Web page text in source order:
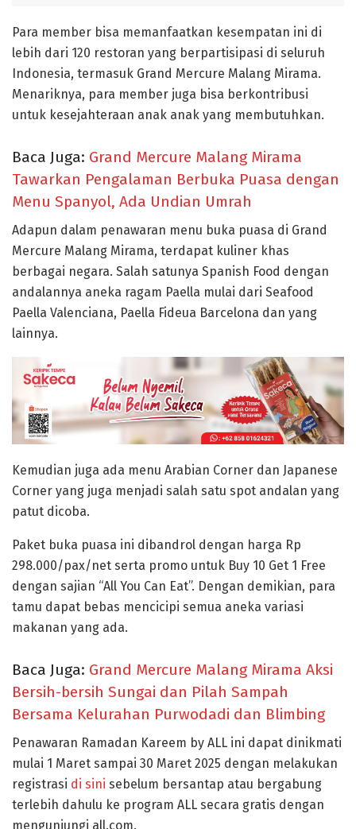
Para member bisa memanfaatkan kesempatan ini di
lebih dari 120 restoran yang berpartisipasi di seluruh
Indonesia, termasuk Grand Mercure Malang Mirama.
Menariknya, para member juga bisa berkontribusi
untuk kesejahteraan anak anak yang membutuhkan.
Baca Juga: Grand Mercure Malang Mirama
Tawarkan Pengalaman Berbuka Puasa dengan
Menu Spanyol, Ada Undian Umrah
Adapun dalam penawaran menu buka puasa di Grand
Mercure Malang Mirama, terdapat kuliner khas
berbagai negara. Salah satunya Spanish Food dengan
andalannya aneka ragam Paella mulai dari Seafood
Paella Valenciana, Paella Fideua Barcelona dan yang
lainnya.
Kemudian juga ada menu Arabian Corner dan Japanese
Corner yang juga menjadi salah satu spot andalan yang
patut dicoba.
Paket buka puasa ini dibandrol dengan harga Rp
298.000/pax/net serta promo untuk Buy 10 Get 1 Free
dengan sajian “All You Can Eat”. Dengan demikian, para
tamu dapat bebas mencicipi semua aneka variasi
makanan yang ada.
Baca Juga: Grand Mercure Malang Mirama Aksi
Bersih-bersih Sungai dan Pilah Sampah
Bersama Kelurahan Purwodadi dan Blimbing
Penawaran Ramadan Kareem by ALL ini dapat dinikmati
mulai 1 Maret sampai 30 Maret 2025 dengan melakukan
registrasi di sini sebelum bersantap atau bergabung
terlebih dahulu ke program ALL secara gratis dengan
mengunjungi all.com.